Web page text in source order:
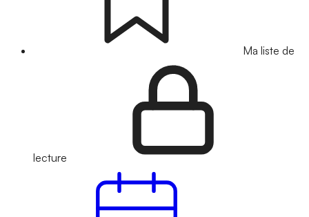
Ma liste de
lecture